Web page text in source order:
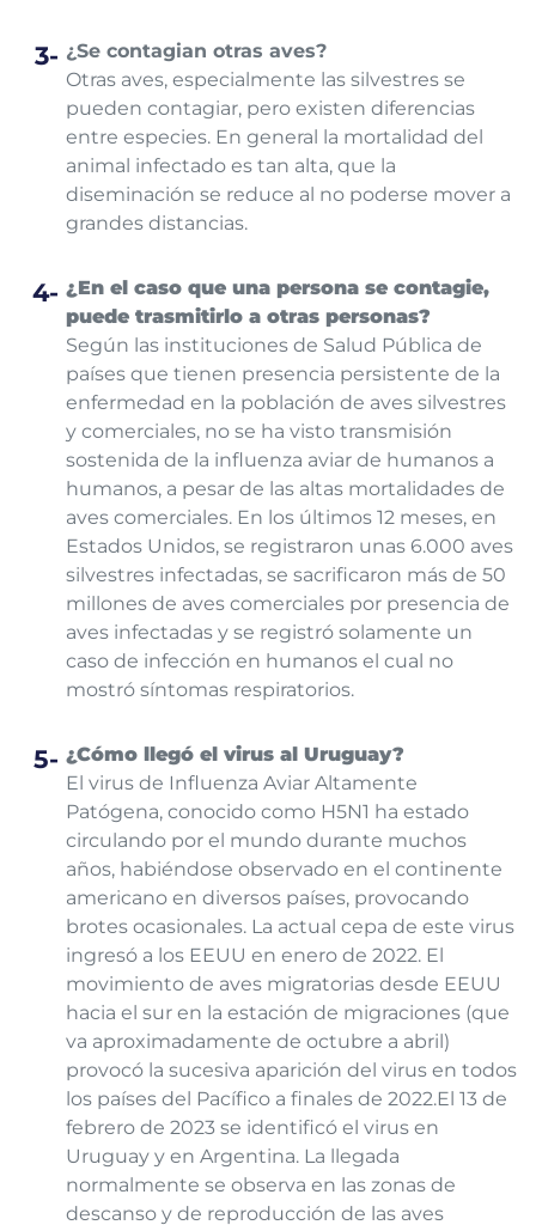
¿Se contagian otras aves?
Otras aves, especialmente las silvestres se
pueden contagiar, pero existen diferencias
entre especies. En general la mortalidad del
animal infectado es tan alta, que la
diseminación se reduce al no poderse mover a
grandes distancias.
¿En el caso que una persona se contagie,
puede trasmitirlo a otras personas?
Según las instituciones de Salud Pública de
países que tienen presencia persistente de la
enfermedad en la población de aves silvestres
y comerciales, no se ha visto transmisión
sostenida de la influenza aviar de humanos a
humanos, a pesar de las altas mortalidades de
aves comerciales. En los últimos 12 meses, en
Estados Unidos, se registraron unas 6.000 aves
silvestres infectadas, se sacrificaron más de 50
millones de aves comerciales por presencia de
aves infectadas y se registró solamente un
caso de infección en humanos el cual no
mostró síntomas respiratorios.
¿Cómo llegó el virus al Uruguay?
El virus de Influenza Aviar Altamente
Patógena, conocido como H5N1 ha estado
circulando por el mundo durante muchos
años, habiéndose observado en el continente
americano en diversos países, provocando
brotes ocasionales. La actual cepa de este virus
ingresó a los EEUU en enero de 2022. El
movimiento de aves migratorias desde EEUU
hacia el sur en la estación de migraciones (que
va aproximadamente de octubre a abril)
provocó la sucesiva aparición del virus en todos
los países del Pacífico a finales de 2022.El 13 de
febrero de 2023 se identificó el virus en
Uruguay y en Argentina. La llegada
normalmente se observa en las zonas de
descanso y de reproducción de las aves